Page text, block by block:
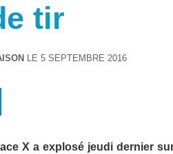
tir
LE 5 SEPTEMBRE 2016
X a explosé jeudi dernier